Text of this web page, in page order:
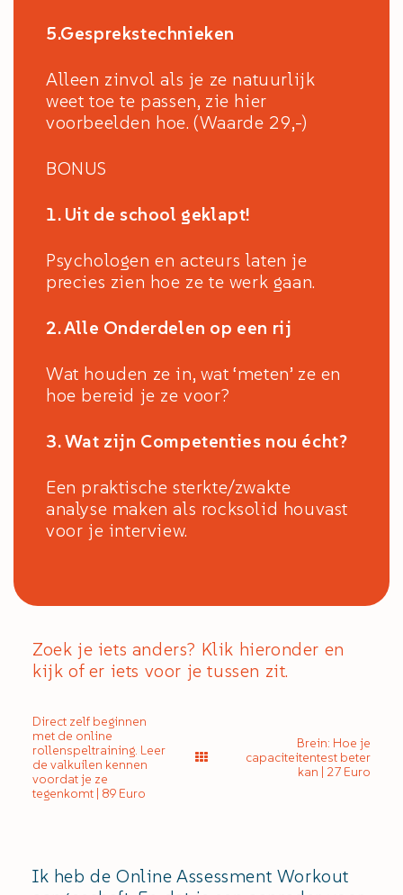
5.Gesprekstechnieken
Alleen zinvol als je ze natuurlijk
weet toe te passen, zie hier
voorbeelden hoe. (Waarde 29,-)
BONUS
1. Uit de school geklapt!
Psychologen en acteurs laten je
precies zien hoe ze te werk gaan.
2. Alle Onderdelen op een rij
Wat houden ze in, wat ‘meten’ ze en
hoe bereid je ze voor?
3. Wat zijn Competenties nou écht?
Een praktische sterkte/zwakte
analyse maken als rocksolid houvast
voor je interview.
Zoek je iets anders? Klik hieronder en
kijk of er iets voor je tussen zit.
Direct zelf beginnen
met de online
rollenspeltraining. Leer
de valkuilen kennen
voordat je ze
tegenkomt | 89 Euro
Brein: Hoe je
capaciteitentest beter
kan | 27 Euro
Ik heb de Online Assessment Workout